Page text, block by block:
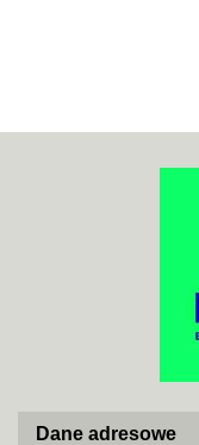
Dane adresowe